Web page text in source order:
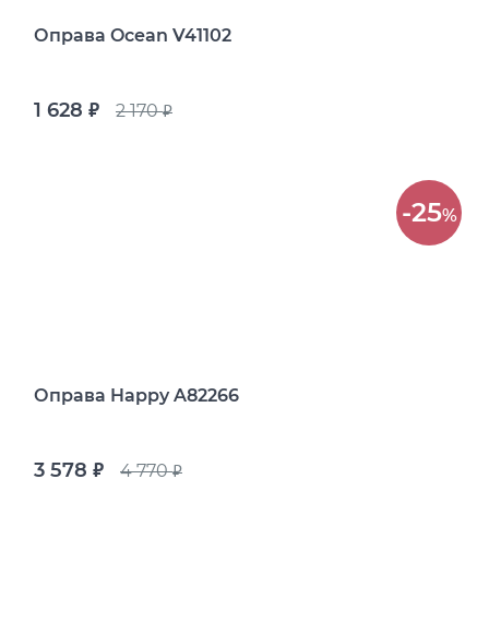
Оправа Ocean V41102
1 628 руб. 2 170руб.
-25%
Оправа Happy A82266
3 578 руб. 4 770руб.